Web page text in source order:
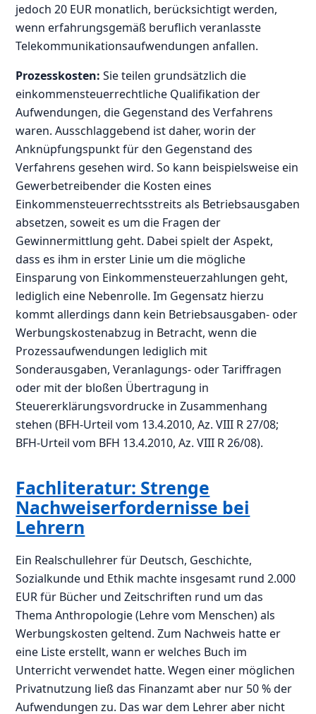
jedoch 20 EUR monatlich, berücksichtigt werden,
wenn erfahrungsgemäß beruflich veranlasste
Telekommunikationsaufwendungen anfallen.
Prozesskosten: Sie teilen grundsätzlich die
einkommensteuerrechtliche Qualifikation der
Aufwendungen, die Gegenstand des Verfahrens
waren. Ausschlaggebend ist daher, worin der
Anknüpfungspunkt für den Gegenstand des
Verfahrens gesehen wird. So kann beispielsweise ein
Gewerbetreibender die Kosten eines
Einkommensteuerrechtsstreits als Betriebsausgaben
absetzen, soweit es um die Fragen der
Gewinnermittlung geht. Dabei spielt der Aspekt,
dass es ihm in erster Linie um die mögliche
Einsparung von Einkommensteuerzahlungen geht,
lediglich eine Nebenrolle. Im Gegensatz hierzu
kommt allerdings dann kein Betriebsausgaben- oder
Werbungskostenabzug in Betracht, wenn die
Prozessaufwendungen lediglich mit
Sonderausgaben, Veranlagungs- oder Tariffragen
oder mit der bloßen Übertragung in
Steuererklärungsvordrucke in Zusammenhang
stehen (BFH-Urteil vom 13.4.2010, Az. VIII R 27/08;
BFH-Urteil vom BFH 13.4.2010, Az. VIII R 26/08).
Fachliteratur: Strenge
Nachweiserfordernisse bei
Lehrern
Ein Realschullehrer für Deutsch, Geschichte,
Sozialkunde und Ethik machte insgesamt rund 2.000
EUR für Bücher und Zeitschriften rund um das
Thema Anthropologie (Lehre vom Menschen) als
Werbungskosten geltend. Zum Nachweis hatte er
eine Liste erstellt, wann er welches Buch im
Unterricht verwendet hatte. Wegen einer möglichen
Privatnutzung ließ das Finanzamt aber nur 50 % der
Aufwendungen zu. Das war dem Lehrer aber nicht